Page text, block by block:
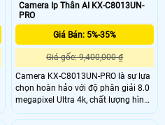
Camera Ip Thân AI KX-C8013UN-
PRO
Giá Bán: 5%-35%
Giá gốc: 9,400,000 ₫
Camera KX-C8013UN-PRO là sự lựa
chọn hoàn hảo với độ phân giải 8.0
megapixel Ultra 4k, chất lượng hình
ảnh cao. Camera được sản xuất từ